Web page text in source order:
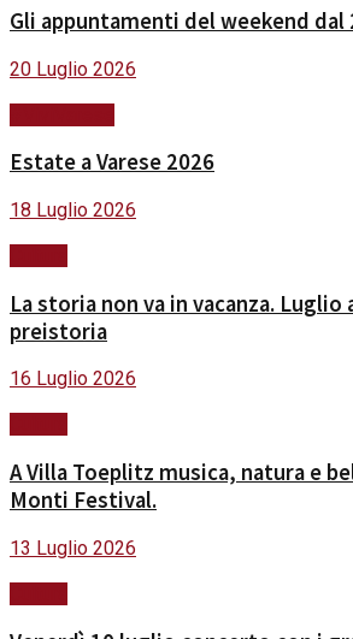
Gli appuntamenti del weekend dal
20 Luglio 2026
Estate a Varese 2026
18 Luglio 2026
La storia non va in vacanza.
preistoria
16 Luglio 2026
A Villa Toeplitz musica, natura e
Monti Festival.
13 Luglio 2026